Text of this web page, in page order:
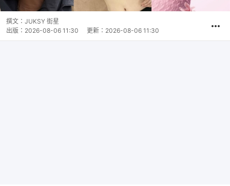
撰文： JUKSY 街星
出版： 2026-08-06 11:30 更新： 2026-08-06 11:30